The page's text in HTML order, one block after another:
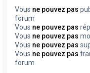
Vous ne pouvez pas
forum
Vous ne pouvez pas
Vous ne pouvez pas
Vous ne pouvez pas
Vous ne pouvez pas
forum